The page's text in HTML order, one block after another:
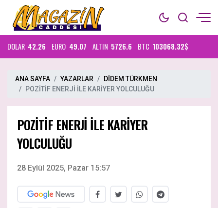
DOLAR 42.26 EURO 49.07 ALTIN 5726.6 BTC 103068.32$
ANA SAYFA YAZARLAR
DİDEM TÜRKMEN
POZİTİF ENERJİ İLE KARİYER YOLCULUĞU
POZİTİF ENERJİ İLE KARİYER
YOLCULUĞU
28 Eylül 2025, Pazar 15:57